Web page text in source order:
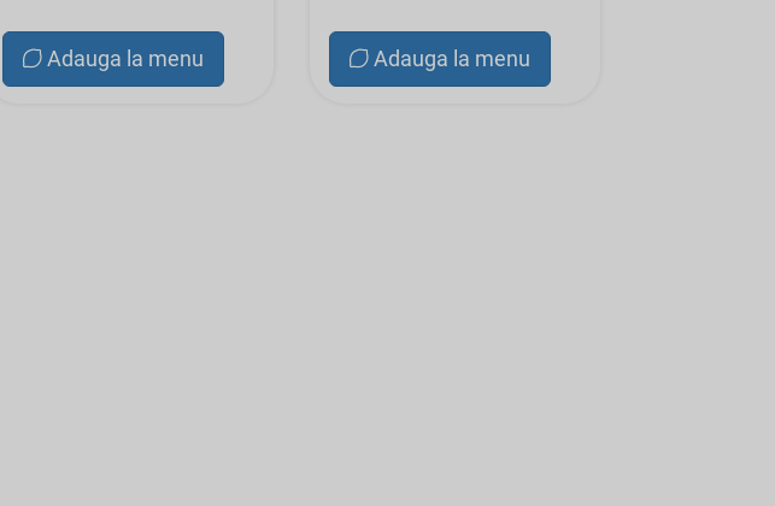
Adauga la menu Adauga la menu